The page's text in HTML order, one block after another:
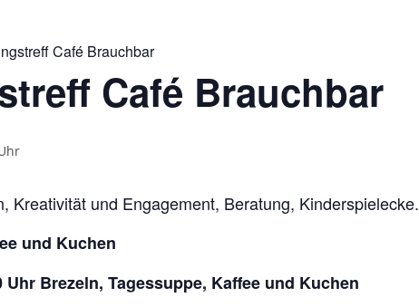
Café Brauchbar
Café Brauchbar
Kreativität und Engagement, Beratung, Kinderspielecke.
und Kuchen
Brezeln, Tagessuppe, Kaffee und Kuchen